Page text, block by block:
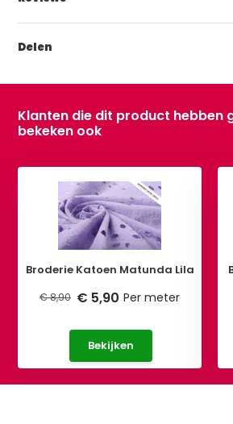
Delen
Klanten die dit product hebben
bekeken ook
Broderie Katoen Matunda Lila
€ 8,90 € 5,90 Per meter
Bekijken